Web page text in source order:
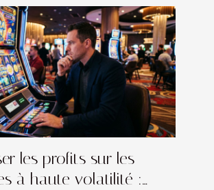
les profits sur les
à haute volatilité :